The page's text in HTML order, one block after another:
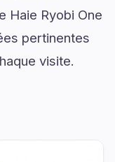
Haie Ryobi One
pertinentes
visite.